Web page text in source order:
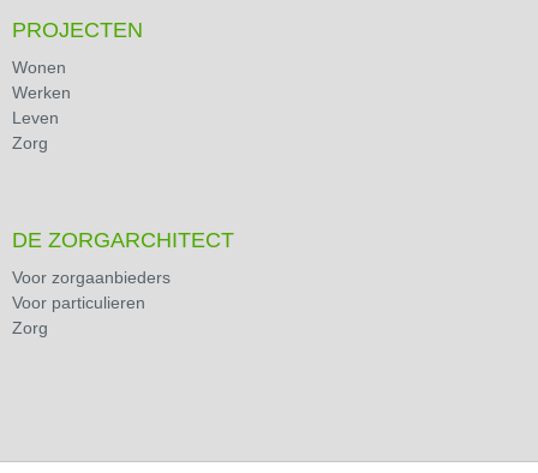
PROJECTEN
Wonen
Werken
Leven
Zorg
DE ZORGARCHITECT
Voor zorgaanbieders
Voor particulieren
Zorg